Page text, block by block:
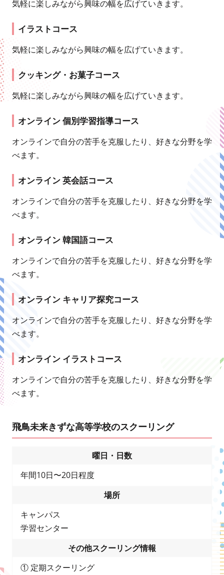
気軽に楽しみながら興味の幅を広げていきます。
イラストコース
気軽に楽しみながら興味の幅を広げていきます。
クッキング・お菓子コース
気軽に楽しみながら興味の幅を広げていきます。
オンライン 個別学習指導コース
オンラインで自分の苦手を克服したり、好きな分野を学
べます。
オンライン 英会話コース
オンラインで自分の苦手を克服したり、好きな分野を学
べます。
オンライン 韓国語コース
オンラインで自分の苦手を克服したり、好きな分野を学
べます。
オンライン キャリア探究コース
オンラインで自分の苦手を克服したり、好きな分野を学
べます。
オンライン イラストコース
オンラインで自分の苦手を克服したり、好きな分野を学
べます。
飛鳥未来きずな高等学校のスクーリング
曜日・日数
年間10日〜20日程度
場所
キャンパス
学習センター
その他スクーリング情報
① 定期スクーリング